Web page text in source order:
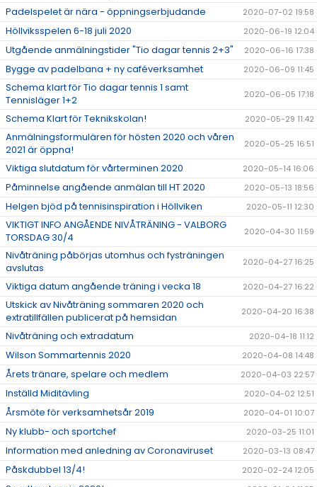
Padelspelet är nära - öppningserbjudande 2020-07-02 19:58
Höllviksspelen 6-18 juli 2020 2020-06-19 12:04
Utgående anmälningstider "Tio dagar tennis 2+3" 2020-06-16 17:38
Bygge av padelbana + ny caféverksamhet 2020-06-09 11:45
Schema klart för Tio dagar tennis 1 samt
Tennisläger 1+2
2020-06-05 17:18
Schema Klart för Teknikskolan! 2020-05-29 11:42
Anmälningsformulären för hösten 2020 och våren
2021 är öppna!
2020-05-25 16:51
Viktiga slutdatum för vårterminen 2020 2020-05-14 16:06
Påminnelse angående anmälan till HT 2020 2020-05-13 18:56
Helgen bjöd på tennisinspiration i Höllviken 2020-05-11 12:30
VIKTIGT INFO ANGÅENDE NIVÅTRÄNING - VALBORG
TORSDAG 30/4
2020-04-30 11:59
Nivåträning påbörjas utomhus och fysträningen
avslutas
2020-04-27 16:25
Viktiga datum angående träning i vecka 18 2020-04-27 16:22
Utskick av Nivåträning sommaren 2020 och
extratillfällen publicerat på hemsidan
2020-04-20 16:38
Nivåträning och extradatum 2020-04-18 11:12
Wilson Sommartennis 2020 2020-04-08 14:48
Årets tränare, spelare och medlem 2020-04-03 22:57
Inställd Miditävling 2020-04-02 12:51
Årsmöte för verksamhetsår 2019 2020-04-01 10:07
Ny klubb- och sportchef 2020-03-25 11:01
Information med anledning av Coronaviruset 2020-03-13 08:47
Påskdubbel 13/4! 2020-02-24 12:05